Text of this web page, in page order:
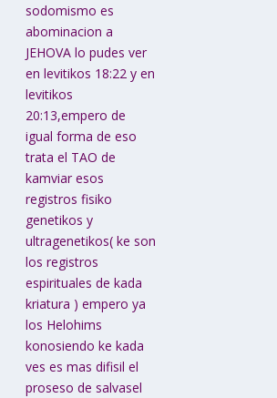
sodomismo es
abominacion a
JEHOVA lo pudes ver
en levitikos 18:22 y en
levitikos
20:13,empero de
igual forma de eso
trata el TAO de
kamviar esos
registros fisiko
genetikos y
ultragenetikos( ke son
los registros
espirituales de kada
kriatura ) empero ya
los Helohims
konosiendo ke kada
ves es mas difisil el
proseso de salvasel